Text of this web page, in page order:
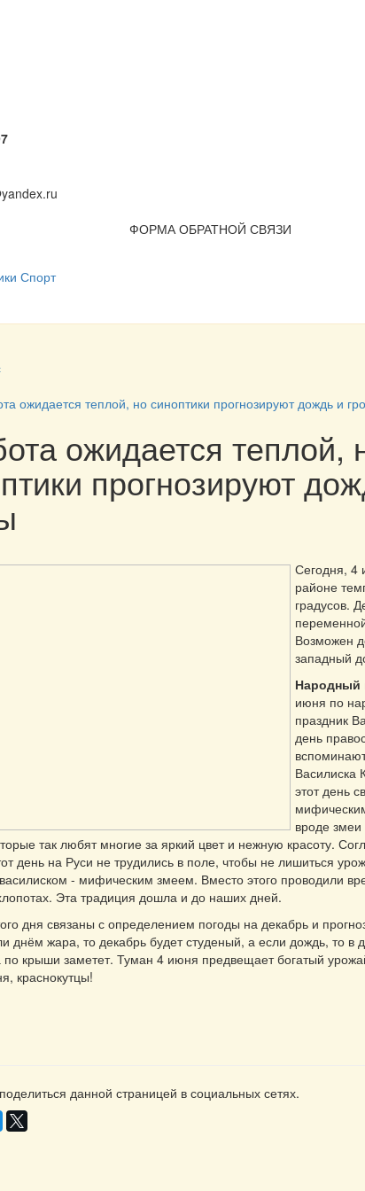
ФОРМА ОБРАТНОЙ СВЯЗИ
Спорт
ожидается теплой, но синоптики прогнозируют дождь и
ожидается теплой,
прогнозируют
Сегодня, 4
районе
градусов.
Возможен
западный
Народный
июня по
праздник
день
Василиска
этот день
вроде
так любят многие за яркий цвет и нежную красоту.
день на Руси не трудились в поле, чтобы не лишиться
- мифическим змеем. Вместо этого проводили
Эта традиция дошла и до наших дней.
дня связаны с определением погоды на декабрь и
днём жара, то декабрь будет студеный, а если дождь, то в
по крыши заметет. Туман 4 июня предвещает богатый
краснокутцы!
данной страницей в социальных сетях.